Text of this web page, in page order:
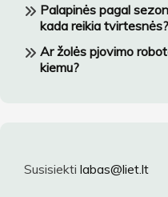
Palapinės pagal
kada reikia tvirtesnės?
Ar žolės pjovimo
kiemu?
Susisiekti labas@liet.lt